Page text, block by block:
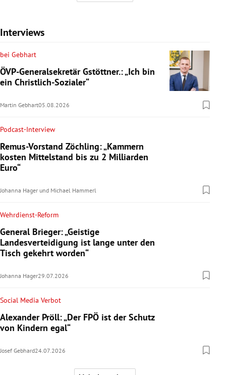
Interviews
bei Gebhart
ÖVP-Generalsekretär Gstöttner.: „Ich bin
ein Christlich-Sozialer“
Martin Gebhart05.08.2026
Podcast-Interview
Remus-Vorstand Zöchling: „Kammern
kosten Mittelstand bis zu 2 Milliarden
Euro“
Johanna Hager und Michael Hammerl
Wehrdienst-Reform
General Brieger: „Geistige
Landesverteidigung ist lange unter den
Tisch gekehrt worden“
Johanna Hager29.07.2026
Social Media Verbot
Alexander Pröll: „Der FPÖ ist der Schutz
von Kindern egal“
Josef Gebhard24.07.2026